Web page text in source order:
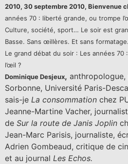
2010, 30 septembre 2010, Bienvenue
années 70 : liberté grande, ou trompe
Culture, société, sport… Le soir est
Basse. Sans œillères. Et sans formatage.
Le grand débat du soir : Les années
l’œil ?
Dominique Desjeux, anthropologue,
Sorbonne, Université Paris-
sais-je La consommation chez
Jeanne-Martine Vacher,
de Sur la route de Janis Joplin
Jean-Marc Parisis, journaliste,
Adrien Gombeaud, critique de
et au journal Les Echos.